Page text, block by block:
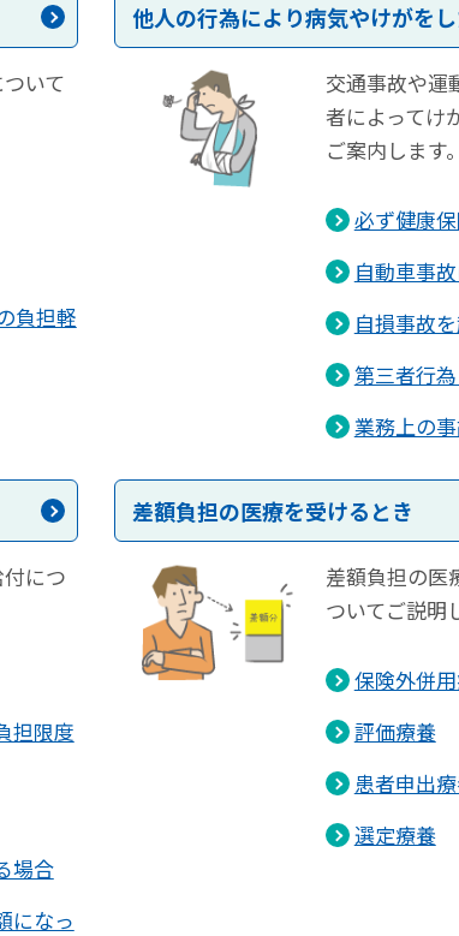
いて
負担軽
他人の行為により病気やけがを
交通事故や運
者によってけ
ご案内します。
必ず健康
自動車事
自損事故
第三者行
業務上の
につ
担限度
場合
になっ
差額負担の医療を受けるとき
差額負担の医
ついてご説明
保険外併
評価療養
患者申出
選定療養